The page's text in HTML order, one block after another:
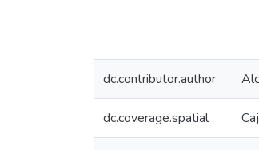
dc.contributor.author
dc.coverage.spatial